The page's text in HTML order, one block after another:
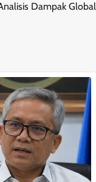
Dampak Global